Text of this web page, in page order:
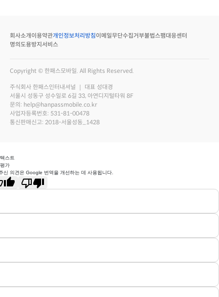
회사소개 이용약관개인정보처리방침이메일무단수집거부불법스팸대응센터
명의도용방지서비스
Copyright © 한패스모바일. All Rights Reserved.
주식회사 한패스인터내셔널 ｜ 대표 성대경
서울시 성동구 성수일로 6길 33, 아연디지털타워 8F
문의: help@hanpassmobile.co.kr
사업자등록번호: 531-81-00478
통신판매신고: 2018-서울성동_1428
스트
가
신 의견은 Google 번역을 개선하는 데 사용됩니다.